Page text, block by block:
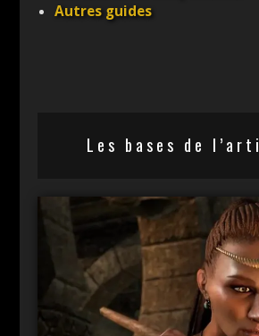
Autres guides
Les bases de